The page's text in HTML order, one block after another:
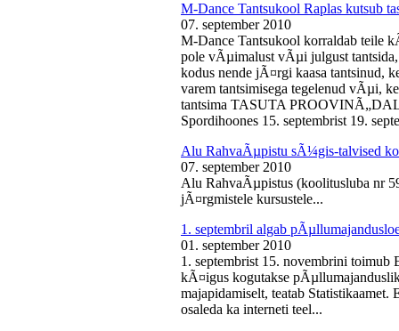
M-Dance Tantsukool Raplas kutsub
07. september 2010
M-Dance Tantsukool korraldab teile
pole vÃµimalust vÃµi julgust
kodus nende jÃ¤rgi kaasa tantsinud,
varem tantsimisega tegelenud vÃµi,
tantsima TASUTA
Spordihoones 15. septembrist 19.
Alu RahvaÃµpistu sÃ¼gis-talvised
07. september 2010
Alu RahvaÃµpistus (koolitusluba nr
jÃ¤rgmistele kursustele...
1. septembril algab
01. september 2010
1. septembrist 15. novembrini toimub
kÃ¤igus kogutakse
majapidamiselt, teatab Statistikaamet.
osaleda ka interneti teel...